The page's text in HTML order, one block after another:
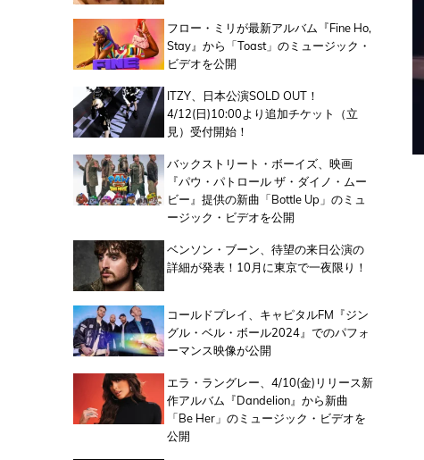
フロー・ミリが最新アルバム『Fine Ho,
Stay』から「Toast」のミュージック・
ビデオを公開
ITZY、日本公演SOLD OUT！
4/12(日)10:00より追加チケット（立
見）受付開始！
バックストリート・ボーイズ、映画
『パウ・パトロール ザ・ダイノ・ムー
ビー』提供の新曲「Bottle Up」のミュ
ージック・ビデオを公開
ベンソン・ブーン、待望の来日公演の
詳細が発表！10月に東京で一夜限り！
コールドプレイ、キャピタルFM『ジン
グル・ベル・ボール2024』でのパフォ
ーマンス映像が公開
エラ・ラングレー、4/10(金)リリース新
作アルバム『Dandelion』から新曲
「Be Her」のミュージック・ビデオを
公開